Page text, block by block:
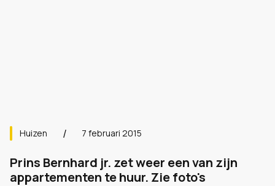
Huizen 7 februari 2015
Prins Bernhard jr. zet weer een van zijn
appartementen te huur. Zie foto's